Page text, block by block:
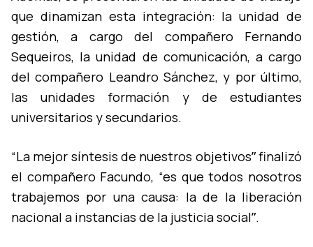
que dinamizan esta integración: la unidad de
gestión, a cargo del compañero Fernando
Sequeiros, la unidad de comunicación, a cargo
del compañero Leandro Sánchez, y por último,
las unidades formación y de estudiantes
universitarios y secundarios.
“La mejor sí­ntesis de nuestros objetivosˮ finalizó
el compañero Facundo, “es que todos nosotros
trabajemos por una causa: la de la liberación
nacional a instancias de la justicia socialˮ.